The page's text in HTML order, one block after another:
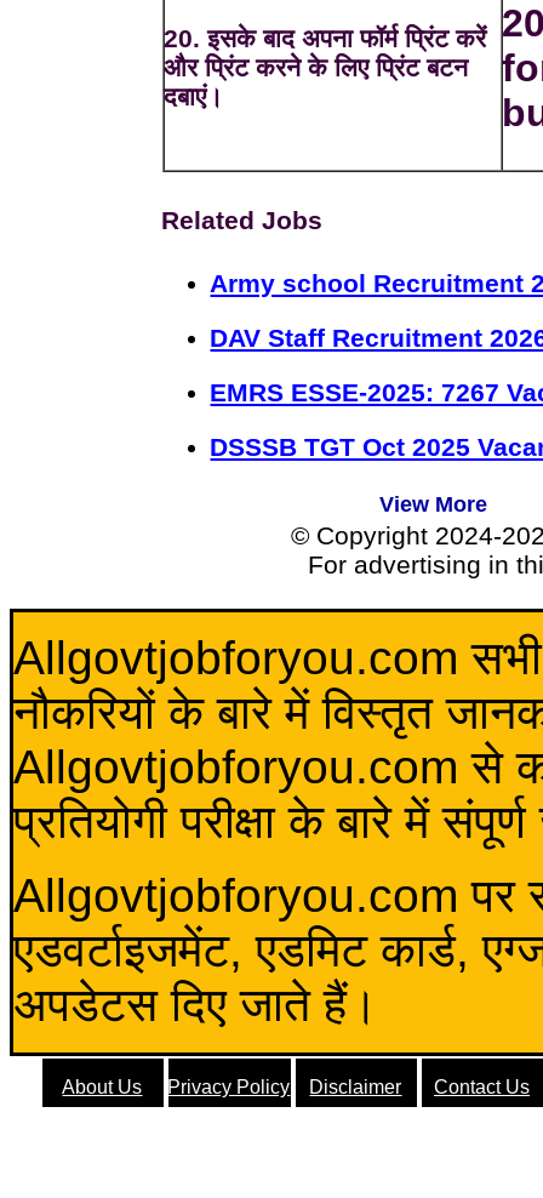
20. इसके बाद अपना फॉर्म प्रिंट करें
और प्रिंट करने के लिए प्रिंट बटन
दबाएं।
Related Jobs
Army school Recruitment
DAV Staff Recruitment
EMRS ESSE-2025: 7267
DSSSB TGT Oct 2025
View More
© Copyright 2024-
For advertising in
Allgovtjobforyou.com सभी
नौकरियों के बारे में विस्तृत
Allgovtjobforyou.com से कोई
प्रतियोगी परीक्षा के बारे में
Allgovtjobforyou.com पर
एडवर्टाइजमेंट, एडमिट कार्ड,
अपडेटस दिए जाते हैं।
About Us Privacy Policy Disclaimer Contact Us